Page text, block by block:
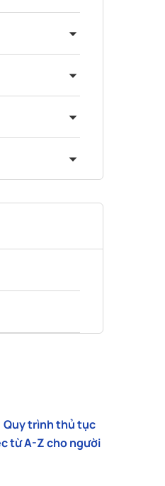
Quy trình thủ tục
từ A-Z cho người